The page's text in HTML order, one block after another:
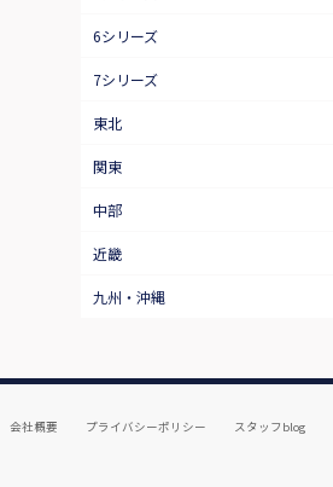
6シリーズ
7シリーズ
東北
関東
中部
近畿
九州・沖縄
会社概要 プライバシーポリシー スタッフblog